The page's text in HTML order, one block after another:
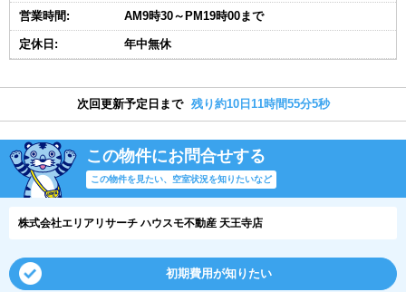
営業時間: AM9時30～PM19時00まで
定休日: 年中無休
次回更新予定日まで 残り約10日11時間55分5秒
この物件にお問合せする
この物件を見たい、空室状況を知りたいなど
株式会社エリアリサーチ ハウスモ不動産 天王寺店
初期費用が知りたい